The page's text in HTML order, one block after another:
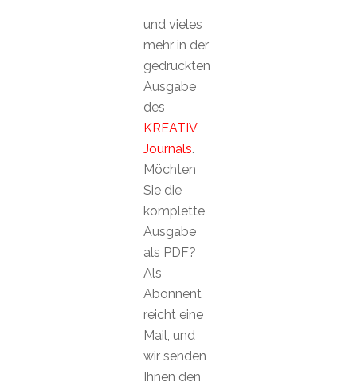
und vieles
mehr in der
gedruckten
Ausgabe
des
KREATIV
Journals.
Möchten
Sie die
komplette
Ausgabe
als PDF?
Als
Abonnent
reicht eine
Mail, und
wir senden
Ihnen den